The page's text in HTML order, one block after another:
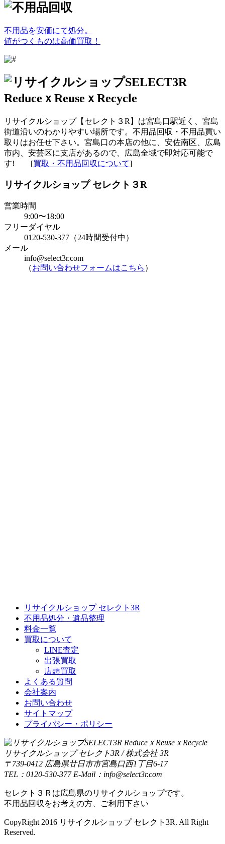
不用品を安価にて処分。
値がつくものは高価買取！
リサイクルショップ【セレクト３R】は宮島口駅近く、宮島
街道沿いのわかりやすい場所です。不用品回収・不用品買い
取りはお任せ下さい。宮島口の本店の他に、安佐南区、広島
市内、安芸区に支店があるので、広島全域で即対応可能で
す! [買取・不用品回収について]
リサイクルショップ セレクト３R
営業時間
9:00〜18:00
フリーダイヤル
0120-530-377（24時間受付中）
メール
info@select3r.com
（お問い合わせフォームはこちら ）
リサイクルショップ セレクト3R
不用品処分・遺品整理
料金一覧
買取について
LINE査定
出張買取
店頭買取
よくある質問
会社案内
お問い合わせ
サイトマップ
プライバシー・ポリシー
リサイクルショップ セレクト3R / 株式会社 3R
〒739-0412 広島県廿日市市宮島口西1丁目6-17
TEL：0120-530-377 E-Mail：info@select3r.com
セレクト３Ｒは広島県のリサイクルショップです。
不用品回収をお考えの方、ご利用下さい
CopyRight 2016 リサイクルショップ セレクト3R. All Right
Reserved.